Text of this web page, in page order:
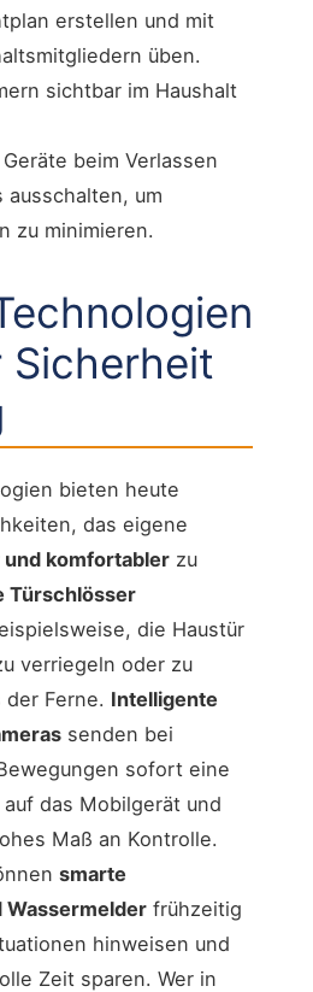
erstellen und mit
üben.
sichtbar im Haushalt
beim Verlassen
ausschalten, um
zu minimieren.
bieten heute
das eigene
komfortabler zu
Türschlösser
die Haustür
verriegeln oder zu
Ferne. Intelligente
senden bei
sofort eine
das Mobilgerät und
Maß an Kontrolle.
smarte
Wassermelder frühzeitig
hinweisen und
Zeit sparen. Wer in